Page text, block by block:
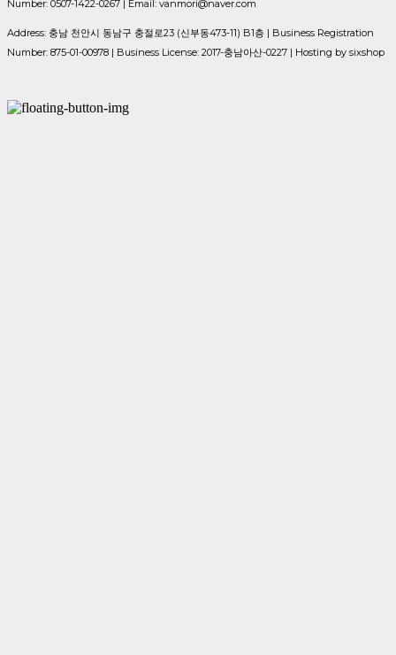
Number: 0507-1422-0267 | Email: vanmori@naver.com
Address: 충남 천안시 동남구 충절로23 (신부동473-11) B1층 | Business Registration
Number: 875-01-00978 | Business License: 2017-충남아산-0227 | Hosting by sixshop